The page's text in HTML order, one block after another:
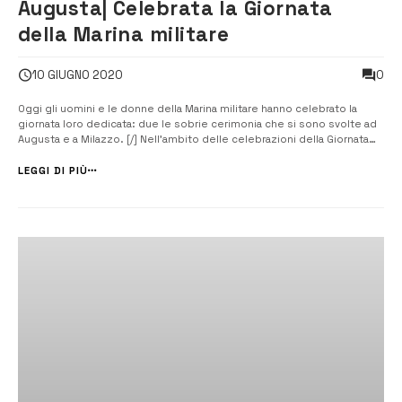
Augusta| Celebrata la Giornata
della Marina militare
10 GIUGNO 2020 0
Oggi gli uomini e le donne della Marina militare hanno celebrato la
giornata loro dedicata: due le sobrie cerimonia che si sono svolte ad
Augusta e a Milazzo. [/] Nell’ambito delle celebrazioni della Giornata
Augusta e la città di Milazzo, paese natio dell’ammiraglio Luigi...
LEGGI DI PIÙ